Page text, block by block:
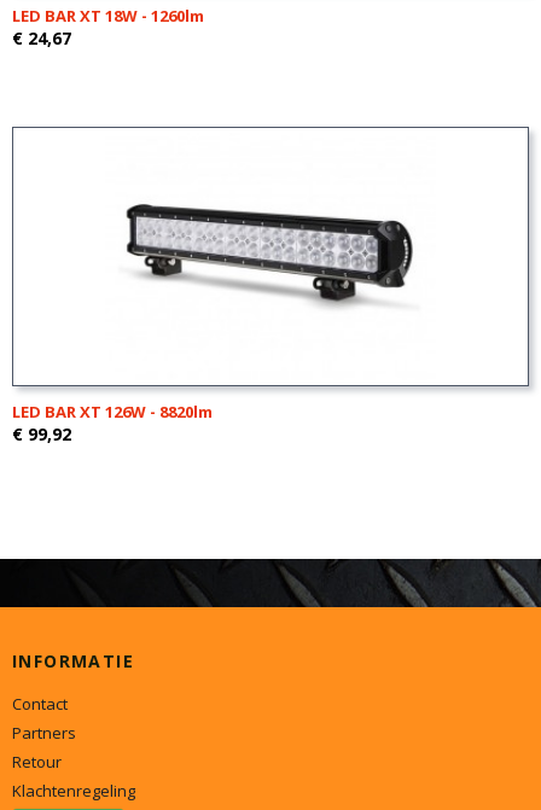
LED BAR XT 18W - 1260lm
€ 24,67
LED BAR XT 126W - 8820lm
€ 99,92
INFORMATIE
Contact
Partners
Retour
Klachtenregeling